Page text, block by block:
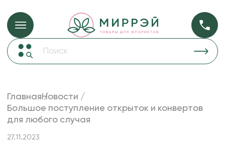
Упаковка для цветов и подарков Упаковка для
Коробки для цветов
Декор для дома
Лента
ГлавнаяНовости
Большое поступление открыток и конвертов
для любого случая
27.11.2023